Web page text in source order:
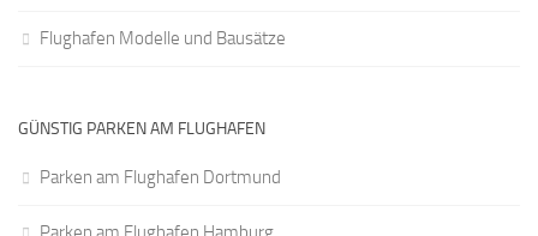
Flughafen Modelle und Bausätze
GÜNSTIG PARKEN AM FLUGHAFEN
Parken am Flughafen Dortmund